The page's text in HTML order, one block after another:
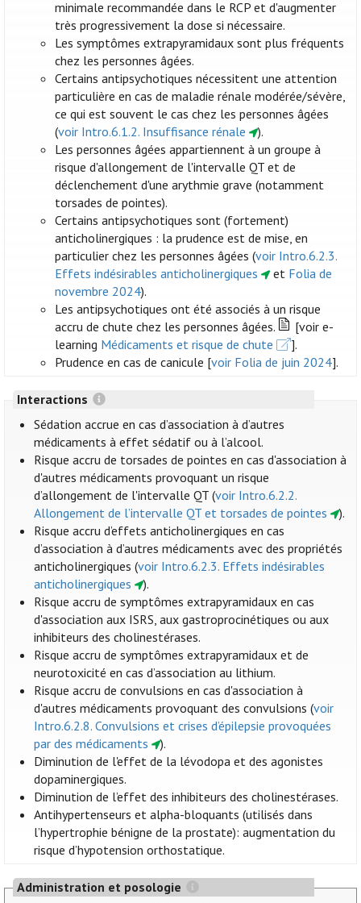
minimale recommandée dans le RCP et d'augmenter
très progressivement la dose si nécessaire.
Les symptômes extrapyramidaux sont plus fréquents
chez les personnes âgées.
Certains antipsychotiques nécessitent une attention
particulière en cas de maladie rénale modérée/sévère,
ce qui est souvent le cas chez les personnes âgées
(voir Intro.6.1.2. Insuffisance rénale
).
Les personnes âgées appartiennent à un groupe à
risque d'allongement de l'intervalle QT et de
déclenchement d'une arythmie grave (notamment
torsades de pointes).
Certains antipsychotiques sont (fortement)
anticholinergiques : la prudence est de mise, en
particulier chez les personnes âgées (voir Intro.6.2.3.
Effets indésirables anticholinergiques
et Folia de
novembre 2024).
Les antipsychotiques ont été associés à un risque
accru de chute chez les personnes âgées.
[voir e-
learning Médicaments et risque de chute
].
Prudence en cas de canicule [voir Folia de juin 2024].
Interactions
Sédation accrue en cas d’association à d’autres
médicaments à effet sédatif ou à l’alcool.
Risque accru de torsades de pointes en cas d'association à
d'autres médicaments provoquant un risque
d’allongement de l'intervalle QT (voir Intro.6.2.2.
Allongement de l’intervalle QT et torsades de pointes
).
Risque accru d’effets anticholinergiques en cas
d’association à d’autres médicaments avec des propriétés
anticholinergiques (voir Intro.6.2.3. Effets indésirables
anticholinergiques
).
Risque accru de symptômes extrapyramidaux en cas
d'association aux ISRS, aux gastroprocinétiques ou aux
inhibiteurs des cholinestérases.
Risque accru de symptômes extrapyramidaux et de
neurotoxicité en cas d’association au lithium.
Risque accru de convulsions en cas d'association à
d'autres médicaments provoquant des convulsions (voir
Intro.6.2.8. Convulsions et crises d’épilepsie provoquées
par des médicaments
).
Diminution de l'effet de la lévodopa et des agonistes
dopaminergiques.
Diminution de l’effet des inhibiteurs des cholinestérases.
Antihypertenseurs et alpha-bloquants (utilisés dans
l’hypertrophie bénigne de la prostate): augmentation du
risque d’hypotension orthostatique.
Administration et posologie